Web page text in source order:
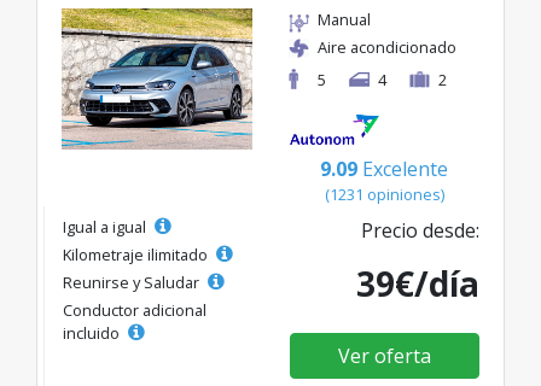
Manual
Aire acondicionado
5
4 2
9.09 Excelente
(1231 opiniones)
Igual a igual
Kilometraje ilimitado
Reunirse y Saludar
Conductor adicional
incluido
Precio desde:
39€/día
Ver oferta